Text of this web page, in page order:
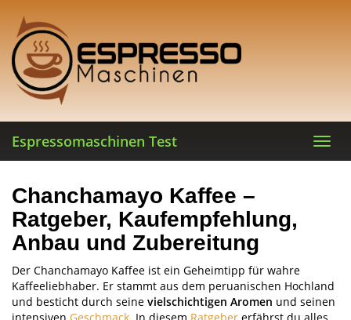
main
content
Espressomaschinen Test
Chanchamayo Kaffee –
Ratgeber, Kaufempfehlung,
Anbau und Zubereitung
Der Chanchamayo Kaffee ist ein Geheimtipp für wahre
Kaffeeliebhaber. Er stammt aus dem peruanischen Hochland
und besticht durch seine vielschichtigen Aromen und seinen